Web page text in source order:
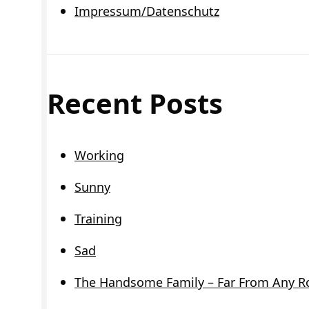
Impressum/Datenschutz
Recent Posts
Working
Sunny
Training
Sad
The Handsome Family – Far From Any